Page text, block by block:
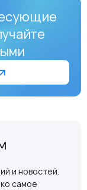
и новостей.
самое